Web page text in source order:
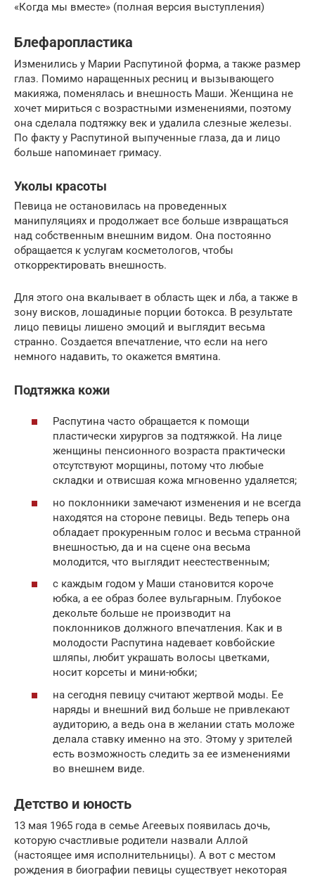
«Когда мы вместе» (полная версия выступления)
Блефаропластика
Изменились у Марии Распутиной форма, а также размер
глаз. Помимо наращенных ресниц и вызывающего
макияжа, поменялась и внешность Маши. Женщина не
хочет мириться с возрастными изменениями, поэтому
она сделала подтяжку век и удалила слезные железы.
По факту у Распутиной выпученные глаза, да и лицо
больше напоминает гримасу.
Уколы красоты
Певица не остановилась на проведенных
манипуляциях и продолжает все больше извращаться
над собственным внешним видом. Она постоянно
обращается к услугам косметологов, чтобы
откорректировать внешность.
Для этого она вкалывает в область щек и лба, а также в
зону висков, лошадиные порции ботокса. В результате
лицо певицы лишено эмоций и выглядит весьма
странно. Создается впечатление, что если на него
немного надавить, то окажется вмятина.
Подтяжка кожи
Распутина часто обращается к помощи
пластически хирургов за подтяжкой. На лице
женщины пенсионного возраста практически
отсутствуют морщины, потому что любые
складки и отвисшая кожа мгновенно удаляется;
но поклонники замечают изменения и не всегда
находятся на стороне певицы. Ведь теперь она
обладает прокуренным голос и весьма странной
внешностью, да и на сцене она весьма
молодится, что выглядит неестественным;
с каждым годом у Маши становится короче
юбка, а ее образ более вульгарным. Глубокое
декольте больше не производит на
поклонников должного впечатления. Как и в
молодости Распутина надевает ковбойские
шляпы, любит украшать волосы цветками,
носит корсеты и мини-юбки;
на сегодня певицу считают жертвой моды. Ее
наряды и внешний вид больше не привлекают
аудиторию, а ведь она в желании стать моложе
делала ставку именно на это. Этому у зрителей
есть возможность следить за ее изменениями
во внешнем виде.
Детство и юность
13 мая 1965 года в семье Агеевых появилась дочь,
которую счастливые родители назвали Аллой
(настоящее имя исполнительницы). А вот с местом
рождения в биографии певицы существует некоторая